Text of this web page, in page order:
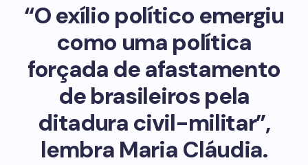
“O exílio político emergiu
como uma política
forçada de afastamento
de brasileiros pela
ditadura civil-militar”,
lembra Maria Cláudia.